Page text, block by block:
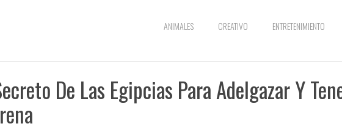
ANIMALES CREATIVO ENTRETENIMIENTO
De Las Egipcias Para Adelgazar Y